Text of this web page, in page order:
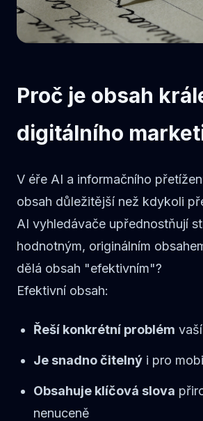
Proč je obsah
digitálního
V éře AI a informačního
obsah důležitější než kdykoli
AI vyhledávače upřednostňují
hodnotným, originálním
dělá obsah "efektivním"?
Efektivní obsah:
Řeší konkrétní problém
Je snadno čitelný i pro
Obsahuje klíčová slova
nenuceně